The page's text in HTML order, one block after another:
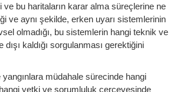
ve bu haritaların karar alma süreçlerine ne
ve aynı şekilde, erken uyarı sistemlerinin
olmadığı, bu sistemlerin hangi teknik ve
kaldığı sorgulanması gerektiğini
müdahale sürecinde hangi
yetki ve sorumluluk çerçevesinde